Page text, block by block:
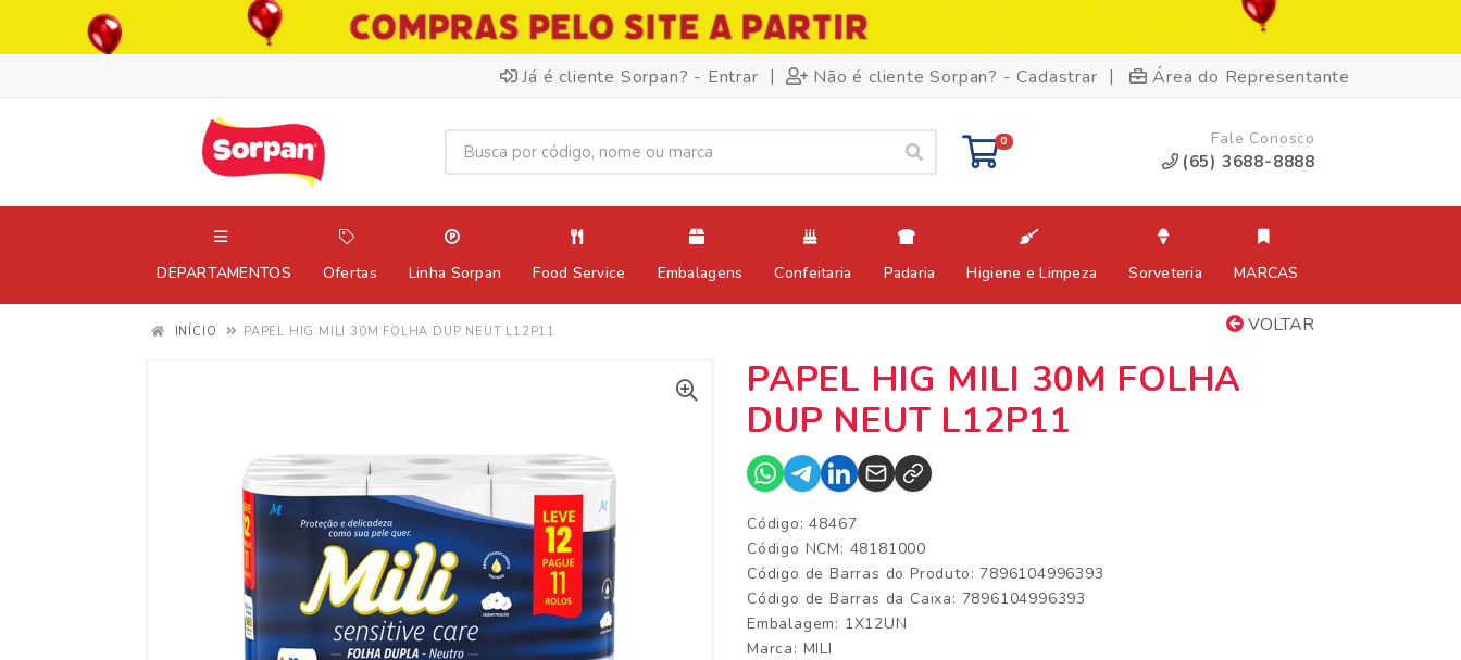
Já é cliente Sorpan? - Entrar | Não é cliente Sorpan? - Cadastrar | Área do Representante
0 Fale Conosco
(65) 3688-8888
DEPARTAMENTOS Ofertas Linha Sorpan Food Service Embalagens Confeitaria Padaria Higiene e Limpeza Sorveteria MARCAS
VOLTAR
INÍCIO PAPEL HIG MILI 30M FOLHA DUP NEUT L12P11
PAPEL HIG MILI 30M FOLHA
DUP NEUT L12P11
Código: 48467
Código NCM: 48181000
Código de Barras do Produto: 7896104996393
Código de Barras da Caixa: 7896104996393
Embalagem: 1X12UN
Marca: MILI